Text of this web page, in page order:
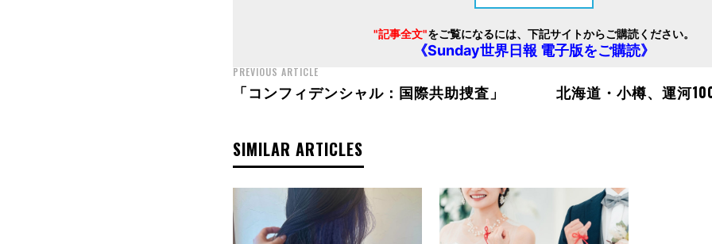
"記事全文"をご覧になるには、下記サイトからご購読ください。
《Sunday世界日報 電子版をご購読》
PREVIOUS ARTICLE
「コンフィデンシャル：国際共助捜査」 北海道・小樽、運河
SIMILAR ARTICLES